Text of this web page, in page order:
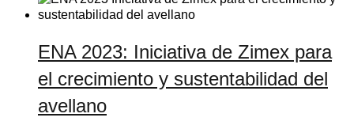
ENA 2023: Iniciativa de Zimex para
el crecimiento y sustentabilidad del
avellano